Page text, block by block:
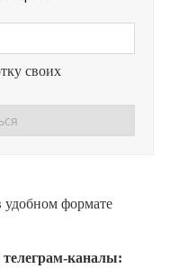
своих
удобном формате
каналы: